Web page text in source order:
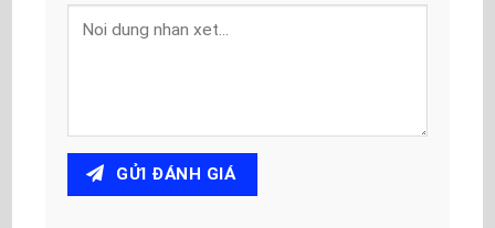
GỬI ĐÁNH GIÁ